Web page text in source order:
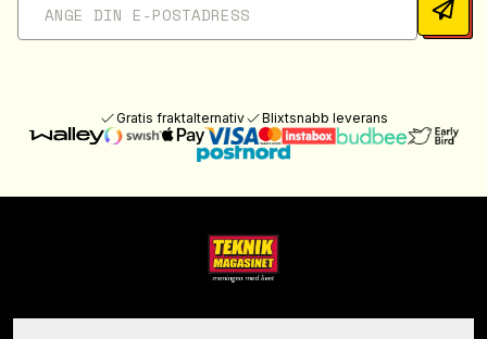
Gratis fraktalternativ Blixtsnabb leverans